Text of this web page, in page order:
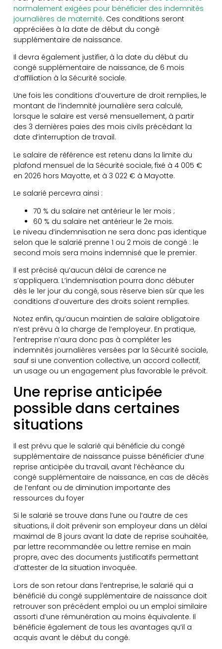
normalement exigées pour bénéficier des indemnités
journalières de maternité. Ces conditions seront
appréciées à la date de début du congé
supplémentaire de naissance.
Il devra également justifier, à la date du début du
congé supplémentaire de naissance, de 6 mois
d’affiliation à la Sécurité sociale.
Une fois les conditions d’ouverture de droit remplies, le
montant de l’indemnité journalière sera calculé,
lorsque le salaire est versé mensuellement, à partir
des 3 dernières paies des mois civils précédant la
date d’interruption de travail.
Le salaire de référence est retenu dans la limite du
plafond mensuel de la Sécurité sociale, fixé à 4 005 €
en 2026 hors Mayotte, et à 3 022 € à Mayotte.
Le salarié percevra ainsi :
70 % du salaire net antérieur le 1er mois ;
60 % du salaire net antérieur le 2e mois.
Le niveau d’indemnisation ne sera donc pas identique
selon que le salarié prenne 1 ou 2 mois de congé : le
second mois sera moins indemnisé que le premier.
Il est précisé qu’aucun délai de carence ne
s’appliquera. L’indemnisation pourra donc débuter
dès le 1er jour du congé, sous réserve bien sûr que les
conditions d’ouverture des droits soient remplies.
Notez enfin, qu’aucun maintien de salaire obligatoire
n’est prévu à la charge de l’employeur. En pratique,
l’entreprise n’aura donc pas à compléter les
indemnités journalières versées par la Sécurité sociale,
sauf si une convention collective, un accord collectif,
un usage ou un engagement plus favorable le prévoit.
Une reprise anticipée
possible dans certaines
situations
Il est prévu que le salarié qui bénéficie du congé
supplémentaire de naissance puisse bénéficier d’une
reprise anticipée du travail, avant l’échéance du
congé supplémentaire de naissance, en cas de décès
de l’enfant ou de diminution importante des
ressources du foyer
Si le salarié se trouve dans l’une ou l’autre de ces
situations, il doit prévenir son employeur dans un délai
maximal de 8 jours avant la date de reprise souhaitée,
par lettre recommandée ou lettre remise en main
propre, avec des documents justificatifs permettant
d’attester de la situation invoquée.
Lors de son retour dans l’entreprise, le salarié qui a
bénéficié du congé supplémentaire de naissance doit
retrouver son précédent emploi ou un emploi similaire
assorti d’une rémunération au moins équivalente. Il
bénéficie également de tous les avantages qu’il a
acquis avant le début du congé.